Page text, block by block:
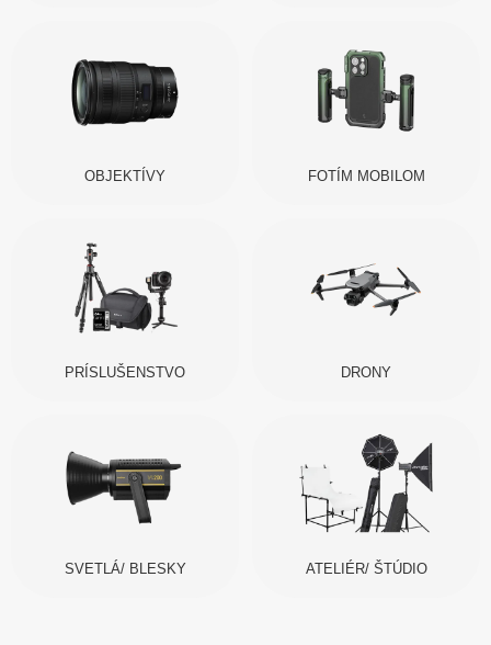
OBJEKTÍVY FOTÍM MOBILOM
PRÍSLUŠENSTVO DRONY
SVETLÁ/ BLESKY ATELIÉR/ ŠTÚDIO